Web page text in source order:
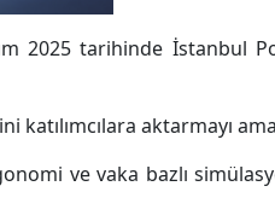
2025 tarihinde İstanbul
aktarmayı
ve vaka bazlı